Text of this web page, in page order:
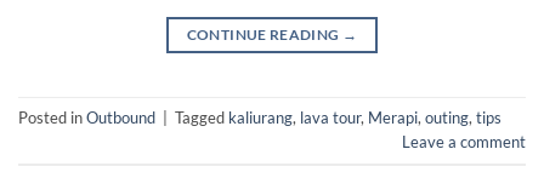
CONTINUE READING →
Posted inOutbound Tagged kaliurang, lava tour, Merapi,outing,tips
Leave a comment